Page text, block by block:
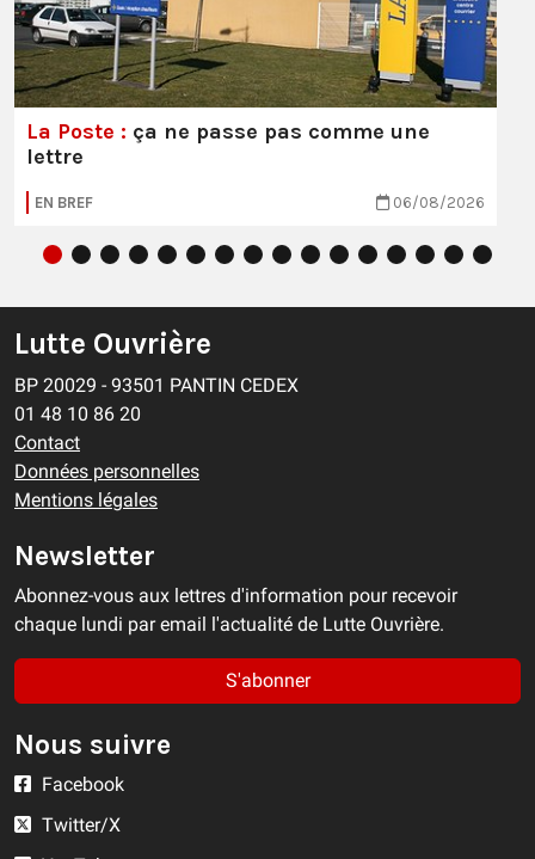
La Poste : ça ne passe pas comme une
lettre
EN BREF 06/08/2026
Lutte Ouvrière
BP 20029 - 93501 PANTIN CEDEX
01 48 10 86 20
Contact
Données personnelles
Mentions légales
Newsletter
Abonnez-vous aux lettres d'information pour recevoir
chaque lundi par email l'actualité de Lutte Ouvrière.
S'abonner
Nous suivre
Facebook
Twitter/X